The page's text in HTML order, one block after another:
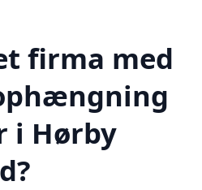
firma med
i Hørby